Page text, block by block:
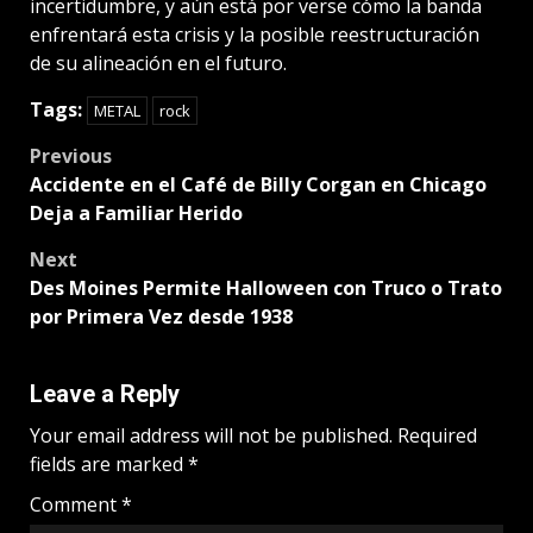
incertidumbre, y aún está por verse cómo la banda
enfrentará esta crisis y la posible reestructuración
de su alineación en el futuro.
Tags: METAL rock
Post
navigation
Previous
Accidente en el Café de Billy Corgan en Chicago
Deja a Familiar Herido
Next
Des Moines Permite Halloween con Truco o Trato
por Primera Vez desde 1938
Leave a Reply
Your email address will not be published. Required
fields are marked *
Comment*